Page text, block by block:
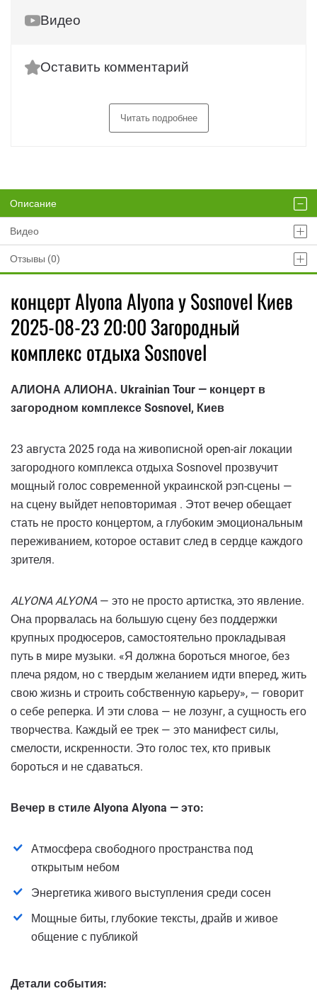
Видео
Оставить комментарий
Читать подробнее
Описание
Видео
Отзывы (0)
концерт Аlyona Аlyona у Sosnovel Киев
2025-08-23 20:00 Загородный
комплекс отдыха Sosnovel
АЛИОНА АЛИОНА. Ukrainian Tour — концерт в
загородном комплексе Sosnovel, Киев
23 августа 2025 года на живописной open-air локации
загородного комплекса отдыха Sosnovel прозвучит
мощный голос современной украинской рэп-сцены —
на сцену выйдет неповторимая . Этот вечер обещает
стать не просто концертом, а глубоким эмоциональным
переживанием, которое оставит след в сердце каждого
зрителя.
ALYONA ALYONA — это не просто артистка, это явление.
Она прорвалась на большую сцену без поддержки
крупных продюсеров, самостоятельно прокладывая
путь в мире музыки. «Я должна бороться многое, без
плеча рядом, но с твердым желанием идти вперед, жить
свою жизнь и строить собственную карьеру», — говорит
о себе реперка. И эти слова — не лозунг, а сущность его
творчества. Каждый ее трек — это манифест силы,
смелости, искренности. Это голос тех, кто привык
бороться и не сдаваться.
Вечер в стиле Alyona Alyona — это:
Атмосфера свободного пространства под
открытым небом
Энергетика живого выступления среди сосен
Мощные биты, глубокие тексты, драйв и живое
общение с публикой
Детали события: